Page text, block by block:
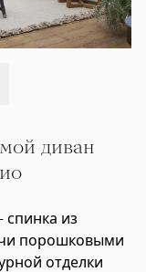
диван
спинка из
порошковыми
отделки